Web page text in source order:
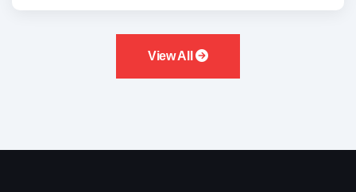
View All